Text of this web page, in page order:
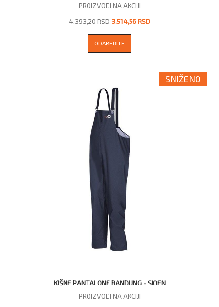
PROIZVODI NA AKCIJI
4.393,20 RSD 3.514,56 RSD
ODABERITE
SNIŽENO
KIŠNE PANTALONE BANDUNG - SIOEN
PROIZVODI NA AKCIJI